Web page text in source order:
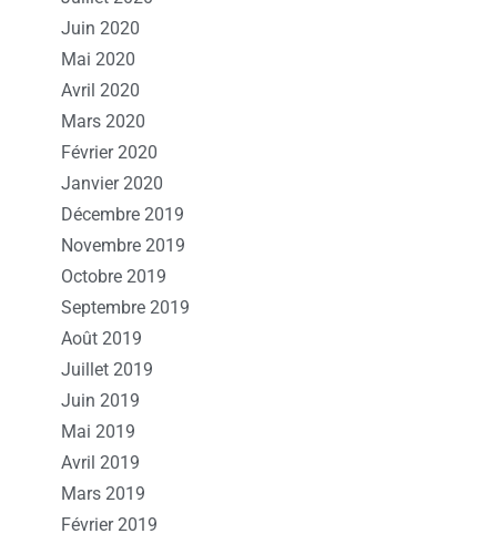
Juin 2020
Mai 2020
Avril 2020
Mars 2020
Février 2020
Janvier 2020
Décembre 2019
Novembre 2019
Octobre 2019
Septembre 2019
Août 2019
Juillet 2019
Juin 2019
Mai 2019
Avril 2019
Mars 2019
Février 2019